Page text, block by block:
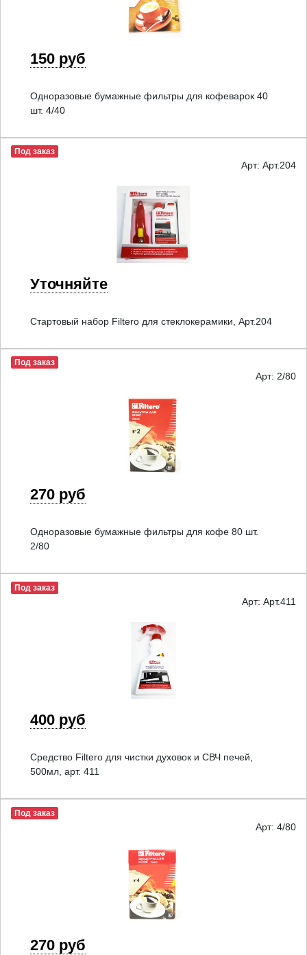
150 руб
Одноразовые бумажные фильтры для кофеварок 40
шт. 4/40
Под заказ
Арт: Арт.204
Уточняйте
Стартовый набор Filtero для стеклокерамики, Арт.204
Под заказ
Арт: 2/80
270 руб
Одноразовые бумажные фильтры для кофе 80 шт.
2/80
Под заказ
Арт: Арт.411
400 руб
Средство Filtero для чистки духовок и СВЧ печей,
500мл, арт. 411
Под заказ
Арт: 4/80
270 руб